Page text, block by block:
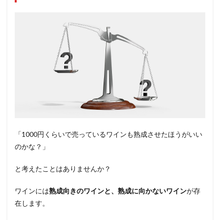
「1000円くらいで売っているワインも熟成させたほうがいい
のかな？」
と考えたことはありませんか？
ワインには熟成向きのワインと、熟成に向かないワインが存
在します。